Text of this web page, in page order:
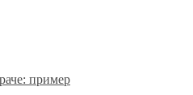
пример